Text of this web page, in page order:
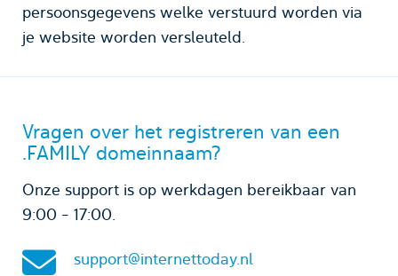
persoonsgegevens welke verstuurd worden via
je website worden versleuteld.
Vragen over het registreren van een
.FAMILY domeinnaam?
Onze support is op werkdagen bereikbaar van
9:00 - 17:00.
support@internettoday.nl